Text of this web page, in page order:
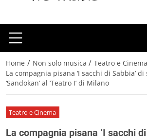
Home / Non solo musica / Teatro e Cinema
La compagnia pisana ‘I sacchi di Sabbia’ di
‘Sandokan’ al ‘Teatro I’ di Milano
Teatro e Cinema
La compagnia pisana ‘I sacchi